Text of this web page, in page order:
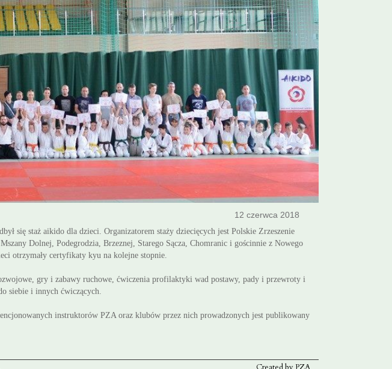
12 czerwca 2018
się staż aikido dla dzieci. Organizatorem staży dziecięcych jest Polskie Zrzeszenie
Dolnej, Podegrodzia, Brzeznej, Starego Sącza, Chomranic i gościnnie z Nowego
otrzymały certyfikaty kyu na kolejne stopnie.
gry i zabawy ruchowe, ćwiczenia profilaktyki wad postawy, pady i przewroty i
siebie i innych ćwiczących.
instruktorów PZA oraz klubów przez nich prowadzonych jest publikowany